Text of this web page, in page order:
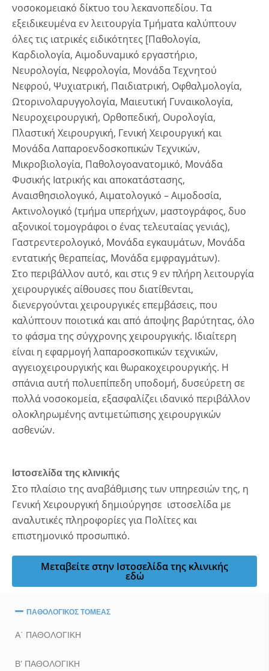
ΠΑΘΟΛΟΓΙΚΟΣ ΤΟΜΕΑΣ
Α΄ ΠΑΘΟΛΟΓΙΚΗ
Β’ ΠΑΘΟΛΟΓΙΚΗ
νοσοκομειακό δίκτυο του λεκανοπεδίου. Τα
εξειδικευμένα εν λειτουργία Τμήματα καλύπτουν
όλες τις ιατρικές ειδικότητες [Παθολογία,
Καρδιολογία, Αιμοδυναμικό εργαστήριο,
Νευρολογία, Νεφρολογία, Μονάδα Τεχνητού
Νεφρού, Ψυχιατρική, Παιδιατρική, Οφθαλμολογία,
Ωτορινολαρυγγολογία, Μαιευτική Γυναικολογία,
Νευροχειρουργική, Ορθοπεδική, Ουρολογία,
Πλαστική Χειρουργική, Γενική Χειρουργική και
Μονάδα Λαπαροενδοσκοπικών Τεχνικών,
Μικροβιολογία, Παθολογοανατομικό, Μονάδα
Φυσικής Ιατρικής και αποκατάστασης,
Αναισθησιολογικό, Αιματολογικό – Αιμοδοσία,
Ακτινολογικό (τμήμα υπερήχων, μαστογράφος, δυο
αξονικοί τομογράφοι ο ένας τελευταίας γενιάς),
Γαστρεντερολογικό, Μονάδα εγκαυμάτων, Μονάδα
εντατικής θεραπείας, Μονάδα εμφραγμάτων).
Στο περιβάλλον αυτό, και στις 9 εν πλήρη λειτουργία
χειρουργικές αίθουσες που διατίθενται,
διενεργούνται χειρουργικές επεμβάσεις, που
καλύπτουν ποιοτικά και από άποψης βαρύτητας, όλο
το φάσμα της σύγχρονης χειρουργικής. Ιδιαίτερη
είναι η εφαρμογή λαπαροσκοπικών τεχνικών,
αγγειοχειρουργικής και θωρακοχειρουργικής. Η
σπάνια αυτή πολυεπίπεδη υποδομή, δυσεύρετη σε
πολλά νοσοκομεία, εξασφαλίζει ιδανικό περιβάλλον
ολοκληρωμένης αντιμετώπισης χειρουργικών
ασθενών.
Ιστοσελίδα της κλινικής
Στο πλαίσιο της αναβάθμισης των υπηρεσιών της, η
Γενική Χειρουργική δημιούργησε ιστοσελίδα με
αναλυτικές πληροφορίες για Πολίτες και
επιστημονικό προσωπικό.
Μεταβείτε στην Ιστοσελίδα της κλινικής
εδώ